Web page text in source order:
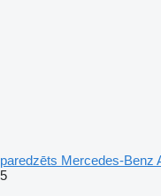
paredzēts Mercedes-Benz
5